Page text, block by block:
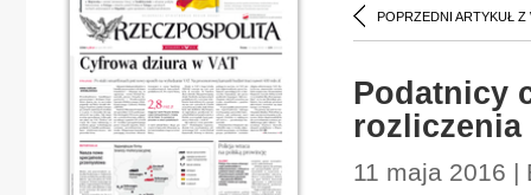
POPRZEDNI ARTYKUŁ Z
Podatnicy
rozliczenia
11 maja 2016 |